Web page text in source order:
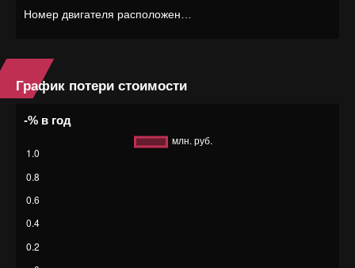
Номер двигателя расположен…
График потери стоимости
-% в год